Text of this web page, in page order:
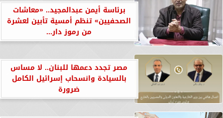
برئاسة أيمن عبدالمجيد.. «معاشات
الصحفيين» تنظم أمسية تأبين لعشرة
من رموز دار...
مصر تجدد دعمها للبنان.. لا مساس
بالسيادة وانسحاب إسرائيل الكامل
ضرورة